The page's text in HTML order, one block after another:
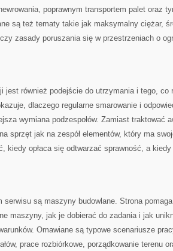
poprawnym transportem palet oraz
są też tematy takie jak maksymalny ciężar,
zasady poruszania się w przestrzeniach o
jest również podejście do utrzymania i tego, co
dlaczego regularne smarowanie i
wymiana podzespołów. Zamiast traktować
sprzęt jak na zespół elementów, który ma
kiedy opłaca się odtwarzać sprawność, a
serwisu są maszyny budowlane. Strona
maszyny, jak je dobierać do zadania i jak
Omawiane są typowe scenariusze
prace rozbiórkowe, porządkowanie terenu